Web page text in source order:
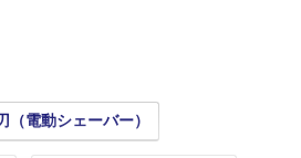
（電動シェーバー）